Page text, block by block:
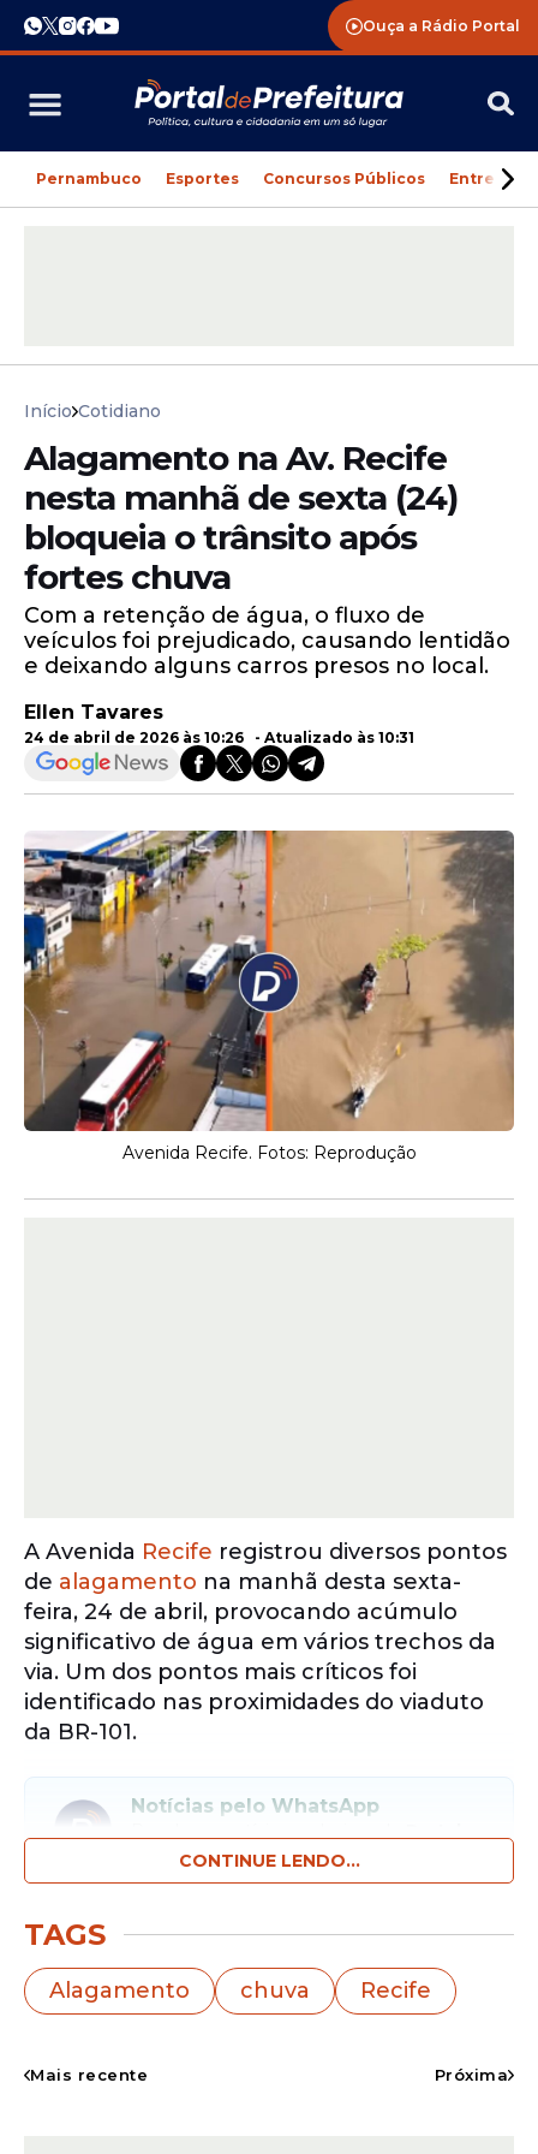
Ouça a Rádio Portal
Pernambuco Esportes Concursos Públicos
Início Cotidiano
Alagamento na Av. Recife
nesta manhã de sexta (24)
bloqueia o trânsito após
fortes chuva
Com a retenção de água, o fluxo de
veículos foi prejudicado, causando lentidão
e deixando alguns carros presos no local.
Ellen Tavares
24 de abril de 2026 às 10:26 - Atualizado às 10:31
Avenida Recife. Fotos: Reprodução
A Avenida Recife registrou diversos pontos
de alagamento na manhã desta sexta-
feira, 24 de abril, provocando acúmulo
significativo de água em vários trechos da
via. Um dos pontos mais críticos foi
identificado nas proximidades do viaduto
da BR-101.
Notícias pelo WhatsApp
de Prefeiturapelo nosso canal.
Com aretenção de água, o fluxo de
veículos foi prejudicado, causando lentidão
Equipes da Autarquia de Trânsito e
CONTINUE LENDO...
TAGS
Alagamento chuva Recife
Mais recente Próxima